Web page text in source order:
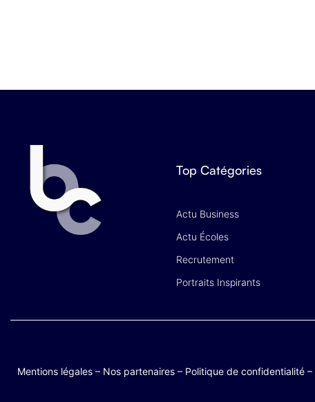
Top Catégories
Actu Business
Actu Écoles
Recrutement
Portraits Inspirants
Mentions légales – Nos partenaires – Politique de confidentialité –